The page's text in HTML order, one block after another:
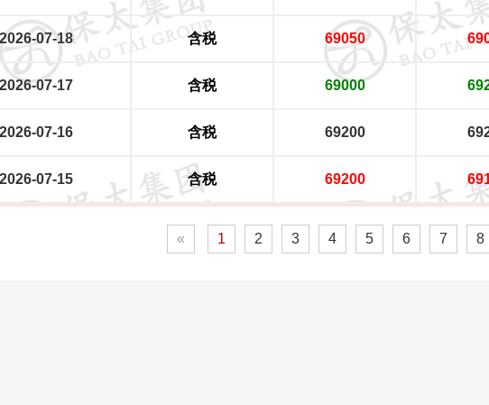
2026-07-18 含税 69050
2026-07-17 含税 69000
2026-07-16 含税 69200
2026-07-15 含税 69200
« 1 2 3 4 5 6 7 8